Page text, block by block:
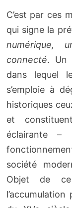
C’est par ces
qui signe la
numérique,
connecté. Un
dans lequel
s’emploie à
historiques
et
éclairante –
société
Objet de ce